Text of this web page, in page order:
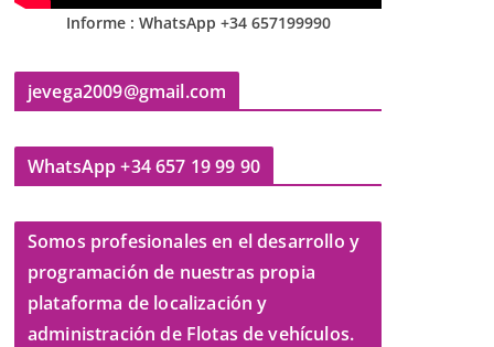
Informe : WhatsApp +34 657199990
jevega2009@gmail.com
WhatsApp +34 657 19 99 90
Somos profesionales en el desarrollo y
programación de nuestras propia
plataforma de localización y
administración de Flotas de vehículos.